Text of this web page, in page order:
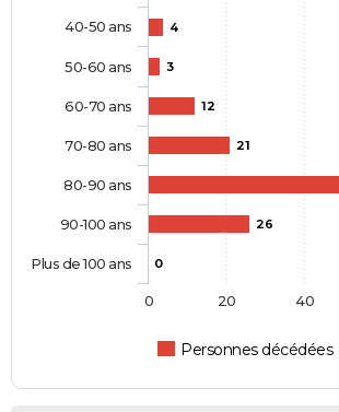
4
3
12
21
26
0
Personnes décédées
40-50 ans
50-60 ans
60-70 ans
70-80 ans
80-90 ans
90-100 ans
Plus de 100 ans
0 20 40